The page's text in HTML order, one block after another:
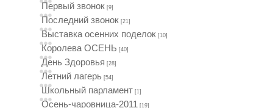
Первый звонок [9]
Последний звонок [21]
Выставка осенних поделок [10]
Королева ОСЕНЬ [40]
День Здоровья [28]
Летний лагерь [54]
Школьный парламент [1]
Осень-чаровница-2011 [19]